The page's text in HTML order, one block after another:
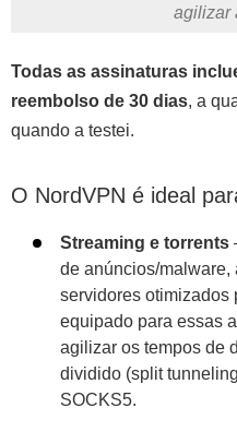
agilizar
Todas as assinaturas
reembolso de 30 dias, a
quando a testei.
O NordVPN é ideal
Streaming e torrents
de anúncios/malware,
servidores otimizados
equipado para essas
agilizar os tempos de
dividido (split
SOCKS5.